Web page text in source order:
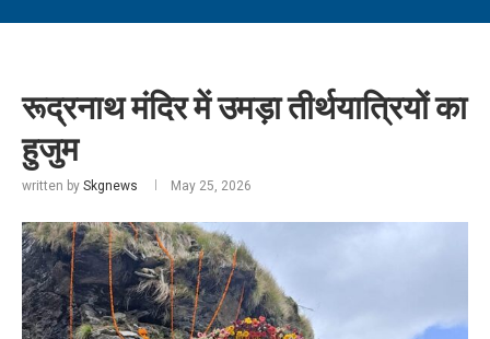
रूद्रनाथ मंदिर में उमड़ा तीर्थयात्रियों का
हुजुम
written by Skgnews May 25, 2026